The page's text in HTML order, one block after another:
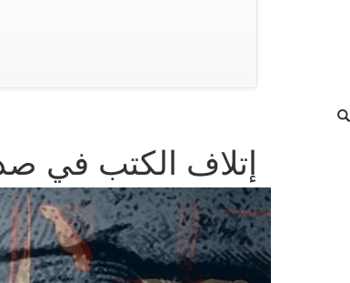
إتلاف الكتب في